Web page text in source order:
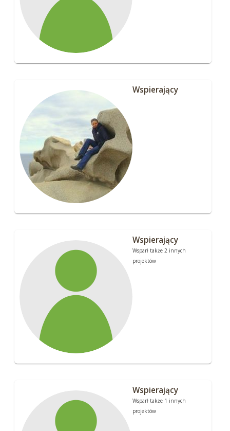
Wspierający
Wspierający
Wsparł także 2 innych
projektów
Wspierający
Wsparł także 1 innych
projektów